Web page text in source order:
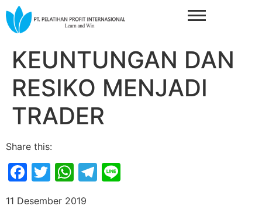
KEUNTUNGAN DAN
RESIKO MENJADI
TRADER
Share this:
Facebook
Twitter
WhatsApp
Telegram
11 Desember 2019